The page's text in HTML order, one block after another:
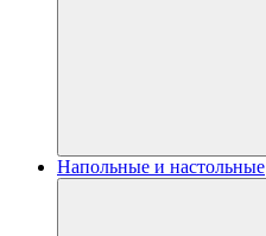
Напольные и настольные